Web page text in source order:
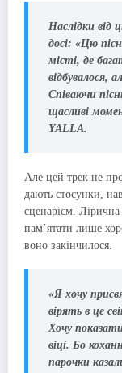
Наслідки від
досі: «Цю
місті, де
відбувалося,
Співаючи
щасливі
YALLA.
Але цей трек не
дають стосунки,
сценарієм. Лірична
пам’ятати лише
воно закінчилося.
«Я хочу
вірять в це
Хочу
віці. Бо
парочки